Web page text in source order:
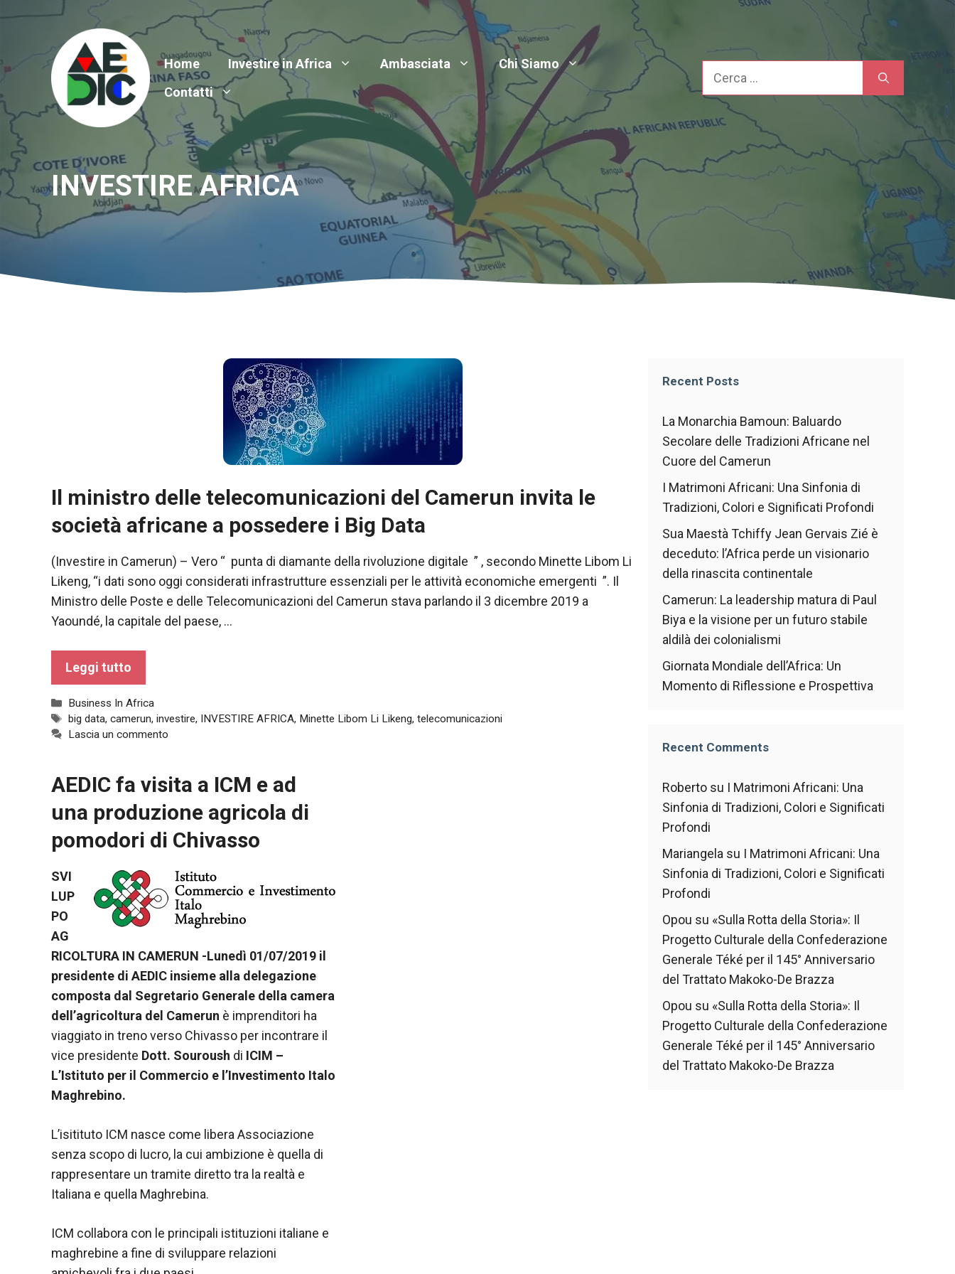
contenuto
Home
Investire in Africa Ambasciata
Chi Siamo
Contatti
INVESTIRE AFRICA
Il ministro delle telecomunicazioni del Camerun invita le
società africane a possedere i Big Data
(Investire in Camerun) – Vero “ punta di diamante della rivoluzione digitale ” , secondo Minette Libom Li
Likeng, “i dati sono oggi considerati infrastrutture essenziali per le attività economiche emergenti ”. Il
Ministro delle Poste e delle Telecomunicazioni del Camerun stava parlando il 3 dicembre 2019 a
Yaoundé, la capitale del paese, …
Leggi tutto
Categorie
Business In Africa
Tag
big data,camerun,investire, INVESTIRE AFRICA, Minette Libom Li Likeng,telecomunicazioni
Lascia un commento
AEDIC fa visita a ICM e ad
una produzione agricola di
pomodori di Chivasso
SVI
LUP
PO
AG
RICOLTURA IN CAMERUN -Lunedì 01/07/2019 il
presidente di AEDIC insieme alla delegazione
composta dal Segretario Generale della camera
dell’agricoltura del Camerun è imprenditori ha
viaggiato in treno verso Chivasso per incontrare il
vice presidente Dott. Souroush di ICIM –
L’Istituto per il Commercio e l’Investimento Italo
Maghrebino.
L’isitituto ICM nasce come libera Associazione
senza scopo di lucro, la cui ambizione è quella di
rappresentare un tramite diretto tra la realtà e
Italiana e quella Maghrebina.
ICM collabora con le principali istituzioni italiane e
maghrebine a fine di sviluppare relazioni
Recent Posts
La Monarchia Bamoun: Baluardo
Secolare delle Tradizioni Africane nel
Cuore del Camerun
I Matrimoni Africani: Una Sinfonia di
Tradizioni, Colori e Significati Profondi
Sua Maestà Tchiffy Jean Gervais Zié è
deceduto: l’Africa perde un visionario
della rinascita continentale
Camerun: La leadership matura di Paul
Biya e la visione per un futuro stabile
aldilà dei colonialismi
Giornata Mondiale dell’Africa: Un
Momento di Riflessione e Prospettiva
Recent Comments
Roberto su I Matrimoni Africani: Una
Sinfonia di Tradizioni, Colori e Significati
Profondi
Mariangela su I Matrimoni Africani: Una
Sinfonia di Tradizioni, Colori e Significati
Profondi
Opou su «Sulla Rotta della Storia»: Il
Progetto Culturale della Confederazione
Generale Téké per il 145° Anniversario
del Trattato Makoko-De Brazza
Opou su «Sulla Rotta della Storia»: Il
Progetto Culturale della Confederazione
Generale Téké per il 145° Anniversario
del Trattato Makoko-De Brazza
Questi cookie
non sono
opzionali.
necessari per
funzionamento
del sito web.
Statistiche
Al fine di
migliorare
sito Web, in
come viene
sito Web.
Experience
Affinché il
nostro sito
Web funzioni
al meglio
durante la tua
visita. Se rifiuti
questi cookie,
funzionalità
scompariranno
dal sito web.
Marketing
Condividendo i
tuoi interessi e
comportamenti
mentre visiti il
aumenti le
possibilità di
vedere